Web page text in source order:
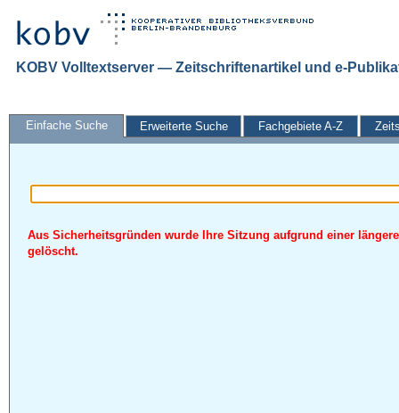
KOBV Volltextserver — Zeitschriftenartikel und e-
Einfache Suche Erweiterte Suche Fachgebiete A-Z
Aus Sicherheitsgründen wurde Ihre Sitzung aufgrund einer
gelöscht.